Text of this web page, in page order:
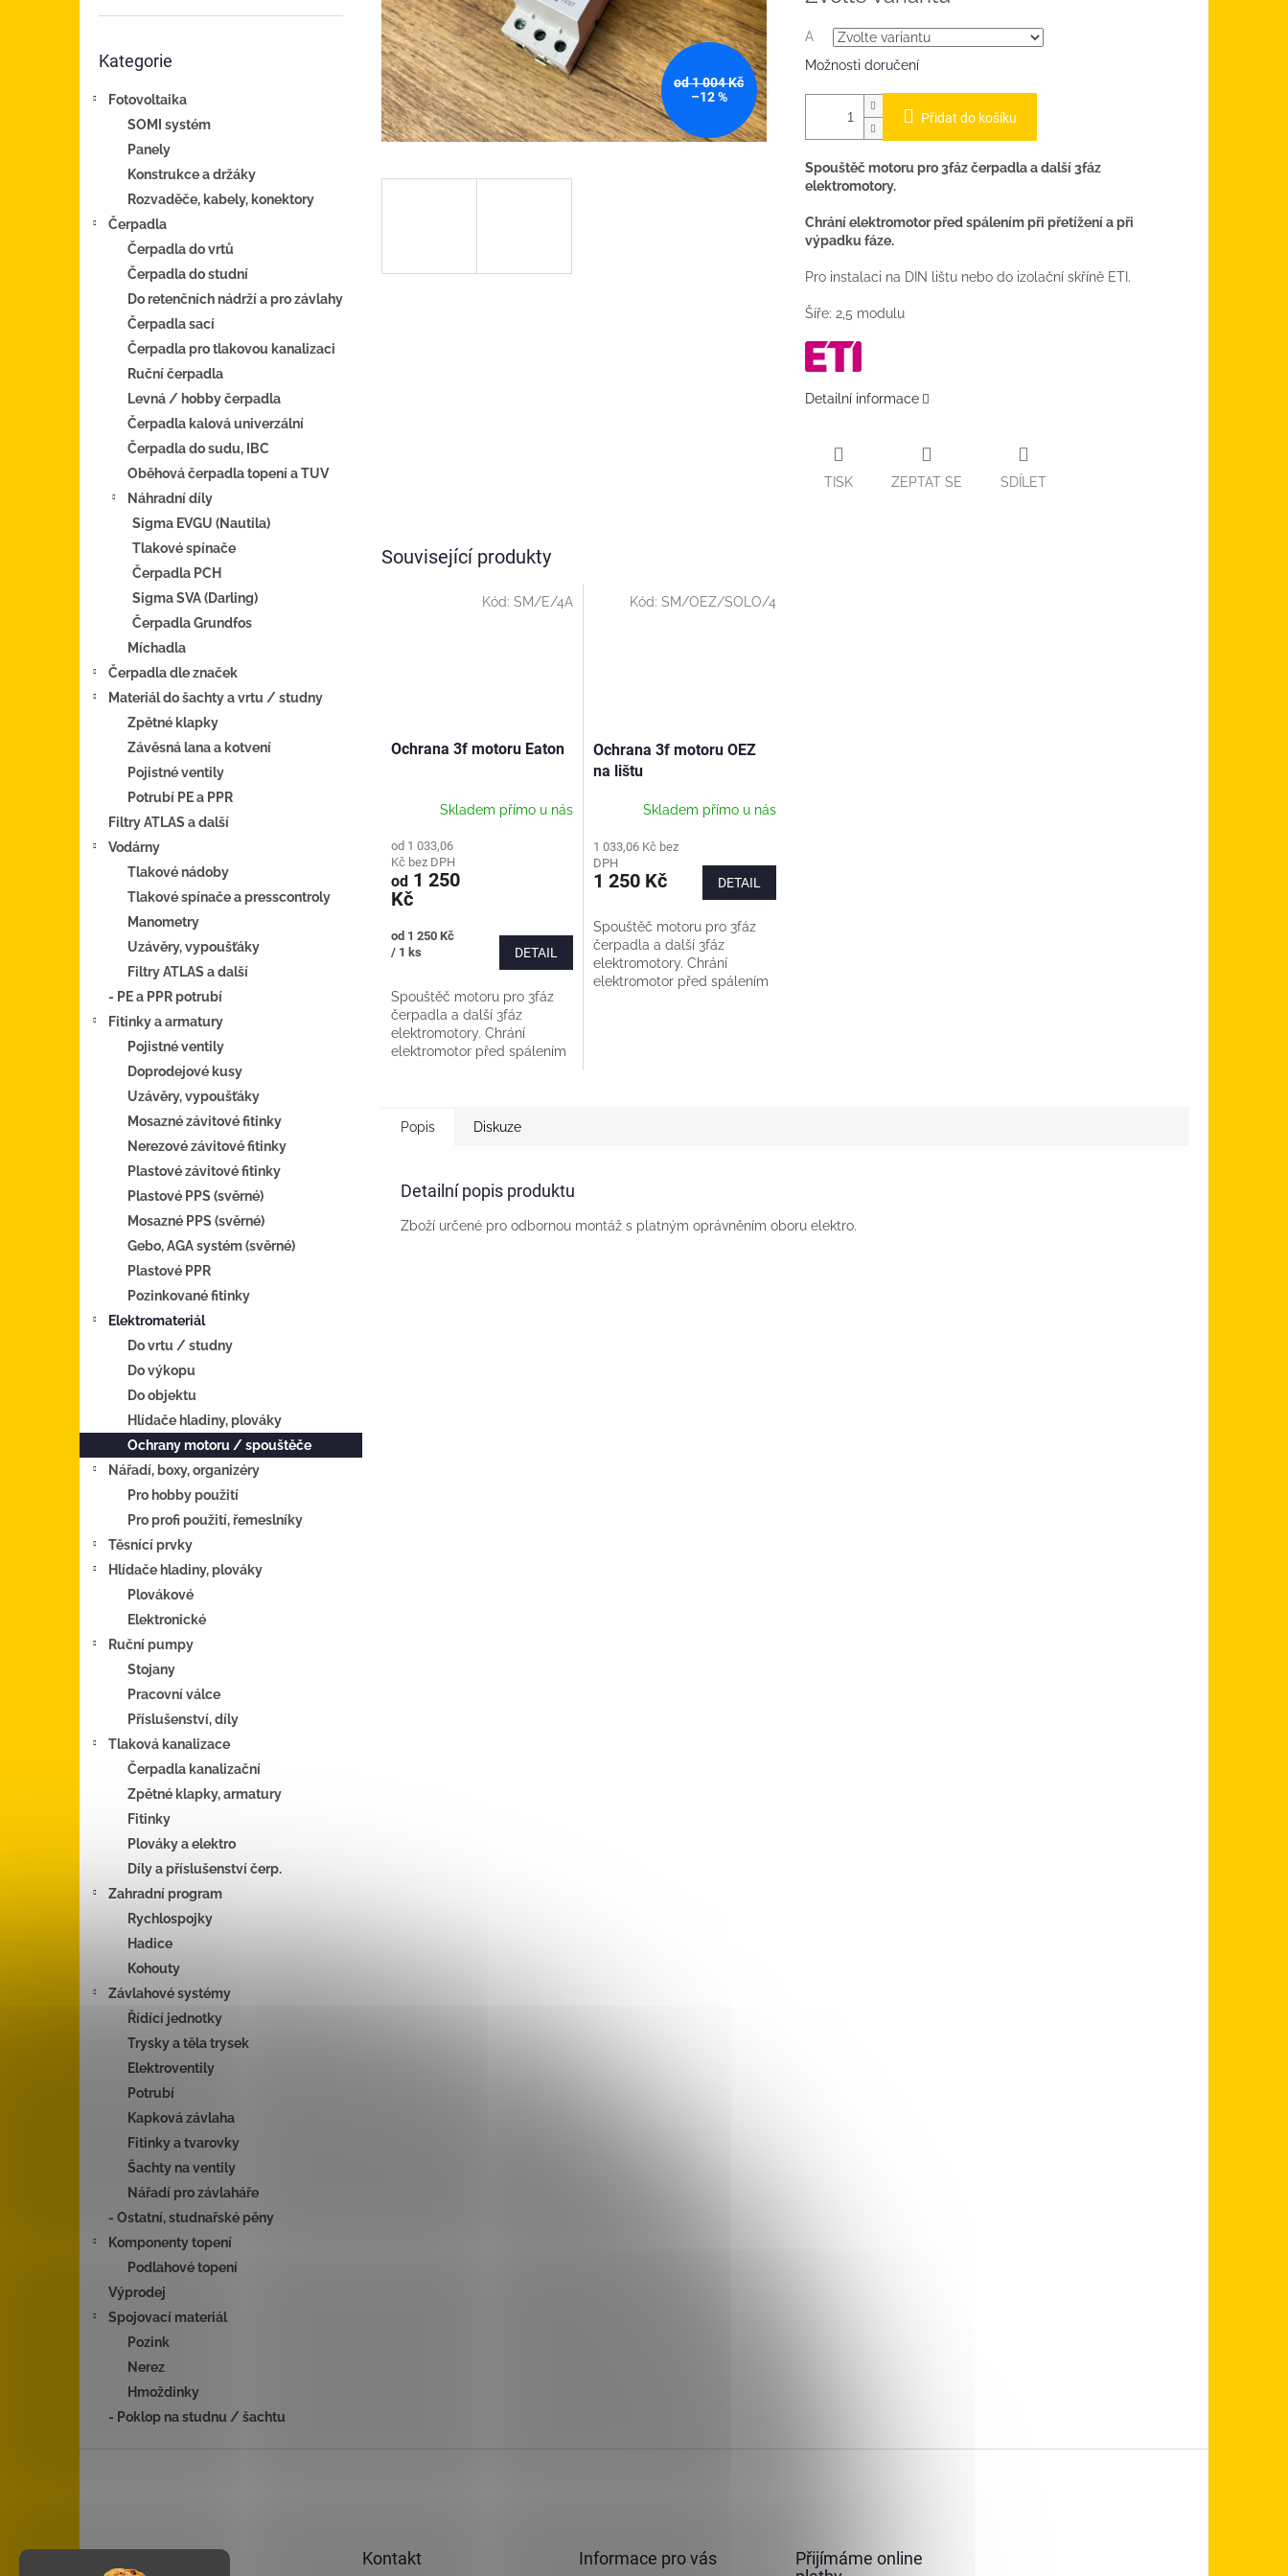
kategorie
Kategorie
Fotovoltaika
SOMI systém
Panely
Konstrukce a držáky
Rozvaděče, kabely, konektory
Čerpadla
Čerpadla do vrtů
Čerpadla do studní
Do retenčních nádrží a pro závlahy
Čerpadla sací
Čerpadla pro tlakovou kanalizaci
Ruční čerpadla
Levná / hobby čerpadla
Čerpadla kalová univerzální
Čerpadla do sudu, IBC
Oběhová čerpadla topení a TUV
Náhradní díly
Sigma EVGU (Nautila)
Tlakové spínače
Čerpadla PCH
Sigma SVA (Darling)
Čerpadla Grundfos
Míchadla
Čerpadla dle značek
Materiál do šachty a vrtu / studny
Zpětné klapky
Závěsná lana a kotvení
Pojistné ventily
Potrubí PE a PPR
Filtry ATLAS a další
Vodárny
Tlakové nádoby
Tlakové spínače a presscontroly
Manometry
Uzávěry, vypoušťáky
Filtry ATLAS a další
- PE a PPR potrubí
Fitinky a armatury
Pojistné ventily
Doprodejové kusy
Uzávěry, vypoušťáky
Mosazné závitové fitinky
Nerezové závitové fitinky
Plastové závitové fitinky
Plastové PPS (svěrné)
Mosazné PPS (svěrné)
Gebo, AGA systém (svěrné)
Plastové PPR
Pozinkované fitinky
Elektromateriál
Do vrtu / studny
Do výkopu
Do objektu
Hlídače hladiny, plováky
Ochrany motoru / spouštěče
Nářadí, boxy, organizéry
Pro hobby použití
Pro profi použití, řemeslníky
Těsnící prvky
Hlídače hladiny, plováky
Plovákové
Elektronické
Ruční pumpy
Stojany
Pracovní válce
Příslušenství, díly
Tlaková kanalizace
Čerpadla kanalizační
Zpětné klapky, armatury
Fitinky
Plováky a elektro
Díly a příslušenství čerp.
Zahradní program
Rychlospojky
Hadice
Kohouty
Závlahové systémy
Řídící jednotky
Trysky a těla trysek
Elektroventily
Potrubí
Kapková závlaha
Fitinky a tvarovky
Šachty na ventily
Nářadí pro závlaháře
- Ostatní, studnařské pěny
Komponenty topení
Podlahové topení
Výprodej
Spojovací materiál
Pozink
Nerez
Hmoždinky
- Poklop na studnu / šachtu
od 1 004 Kč
–12 %
A
Možnosti doručení
Přidat do košíku
Spouštěč motoru pro 3fáz čerpadla a další 3fáz
elektromotory.
Chrání elektromotor před spálením při přetížení a při
výpadku fáze.
Pro instalaci na DIN lištu nebo do izolační skříně ETI.
Šíře: 2,5 modulu
Detailní informace
TISK ZEPTAT SE SDÍLET
Související produkty
Ochrana 3f motoru Eaton
Skladem přímo u nás
od 1 033,06
Kč bez DPH
od 1 250
Kč
Měrná
cena:
od 1 250 Kč
/ 1 ks
DETAIL
Spouštěč motoru pro 3fáz
čerpadla a další 3fáz
elektromotory. Chrání
elektromotor před spálením
Kód: SM/E/4A
Ochrana 3f motoru OEZ
na lištu
Skladem přímo u nás
1 033,06 Kč bez
DPH
1 250 Kč DETAIL
Spouštěč motoru pro 3fáz
čerpadla a další 3fáz
elektromotory. Chrání
elektromotor před spálením
Kód: SM/OEZ/SOLO/4
Popis Diskuze
Detailní popis produktu
Zboží určené pro odbornou montáž s platným oprávněním oboru elektro.
Kontakt Informace pro vás
Přijímáme online